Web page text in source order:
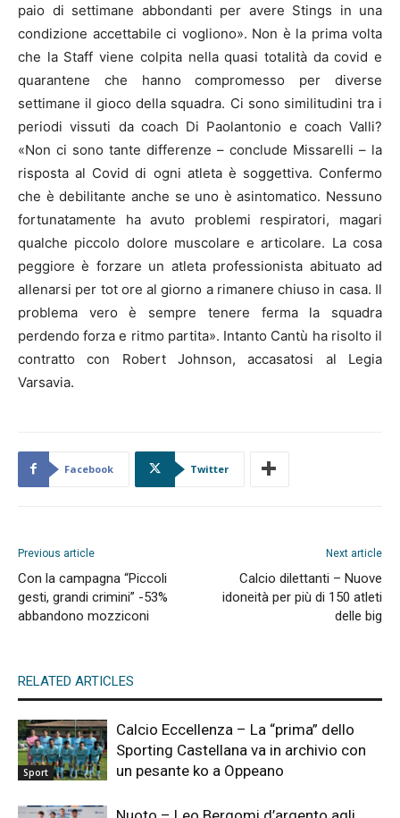
paio di settimane abbondanti per avere Stings in una
condizione accettabile ci vogliono». Non è la prima volta
che la Staff viene colpita nella quasi totalità da covid e
quarantene che hanno compromesso per diverse
settimane il gioco della squadra. Ci sono similitudini tra i
periodi vissuti da coach Di Paolantonio e coach Valli?
«Non ci sono tante differenze – conclude Missarelli – la
risposta al Covid di ogni atleta è soggettiva. Confermo
che è debilitante anche se uno è asintomatico. Nessuno
fortunatamente ha avuto problemi respiratori, magari
qualche piccolo dolore muscolare e articolare. La cosa
peggiore è forzare un atleta professionista abituato ad
allenarsi per tot ore al giorno a rimanere chiuso in casa. Il
problema vero è sempre tenere ferma la squadra
perdendo forza e ritmo partita». Intanto Cantù ha risolto il
contratto con Robert Johnson, accasatosi al Legia
Varsavia.
Facebook Twitter
Previous article
Con la campagna “Piccoli
gesti, grandi crimini” -53%
abbandono mozziconi
Next article
Calcio dilettanti – Nuove
idoneità per più di 150 atleti
delle big
RELATED ARTICLES
Sport
Calcio Eccellenza – La “prima” dello
Sporting Castellana va in archivio con
un pesante ko a Oppeano